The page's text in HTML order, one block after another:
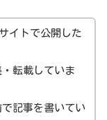
イトで公開した
転載していま
記事を書いてい